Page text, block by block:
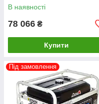
В наявності
78 066 ₴
Купити
Під замовлення